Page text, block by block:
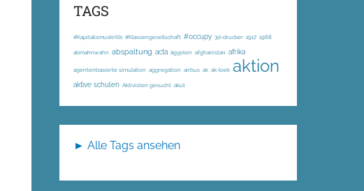
TAGS
#Kapitalismuskritik; #Klassengesellschaft #occupy 3d-drucker 1917 1968
abmahnwahn abspaltung acta ägypten afghanistan afrika
agentenbasierte simulation aggregation airbus ak ak-loek aktion
aktive schulen Aktivisten gesucht akut
► Alle Tags ansehen